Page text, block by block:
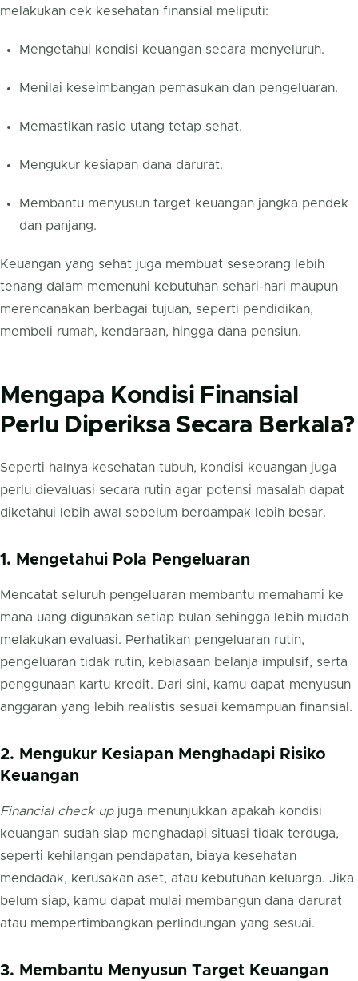
melakukan cek kesehatan finansial meliputi:
Mengetahui kondisi keuangan secara menyeluruh.
Menilai keseimbangan pemasukan dan pengeluaran.
Memastikan rasio utang tetap sehat.
Mengukur kesiapan dana darurat.
Membantu menyusun target keuangan jangka pendek
dan panjang.
Keuangan yang sehat juga membuat seseorang lebih
tenang dalam memenuhi kebutuhan sehari-hari maupun
merencanakan berbagai tujuan, seperti pendidikan,
membeli rumah, kendaraan, hingga dana pensiun.
Mengapa Kondisi Finansial
Perlu Diperiksa Secara Berkala?
Seperti halnya kesehatan tubuh, kondisi keuangan juga
perlu dievaluasi secara rutin agar potensi masalah dapat
diketahui lebih awal sebelum berdampak lebih besar.
1. Mengetahui Pola Pengeluaran
Mencatat seluruh pengeluaran membantu memahami ke
mana uang digunakan setiap bulan sehingga lebih mudah
melakukan evaluasi. Perhatikan pengeluaran rutin,
pengeluaran tidak rutin, kebiasaan belanja impulsif, serta
penggunaan kartu kredit. Dari sini, kamu dapat menyusun
anggaran yang lebih realistis sesuai kemampuan finansial.
2. Mengukur Kesiapan Menghadapi Risiko
Keuangan
Financial check upjuga menunjukkan apakah kondisi
keuangan sudah siap menghadapi situasi tidak terduga,
seperti kehilangan pendapatan, biaya kesehatan
mendadak, kerusakan aset, atau kebutuhan keluarga. Jika
belum siap, kamu dapat mulai membangun dana darurat
atau mempertimbangkan perlindungan yang sesuai.
3. Membantu Menyusun Target Keuangan